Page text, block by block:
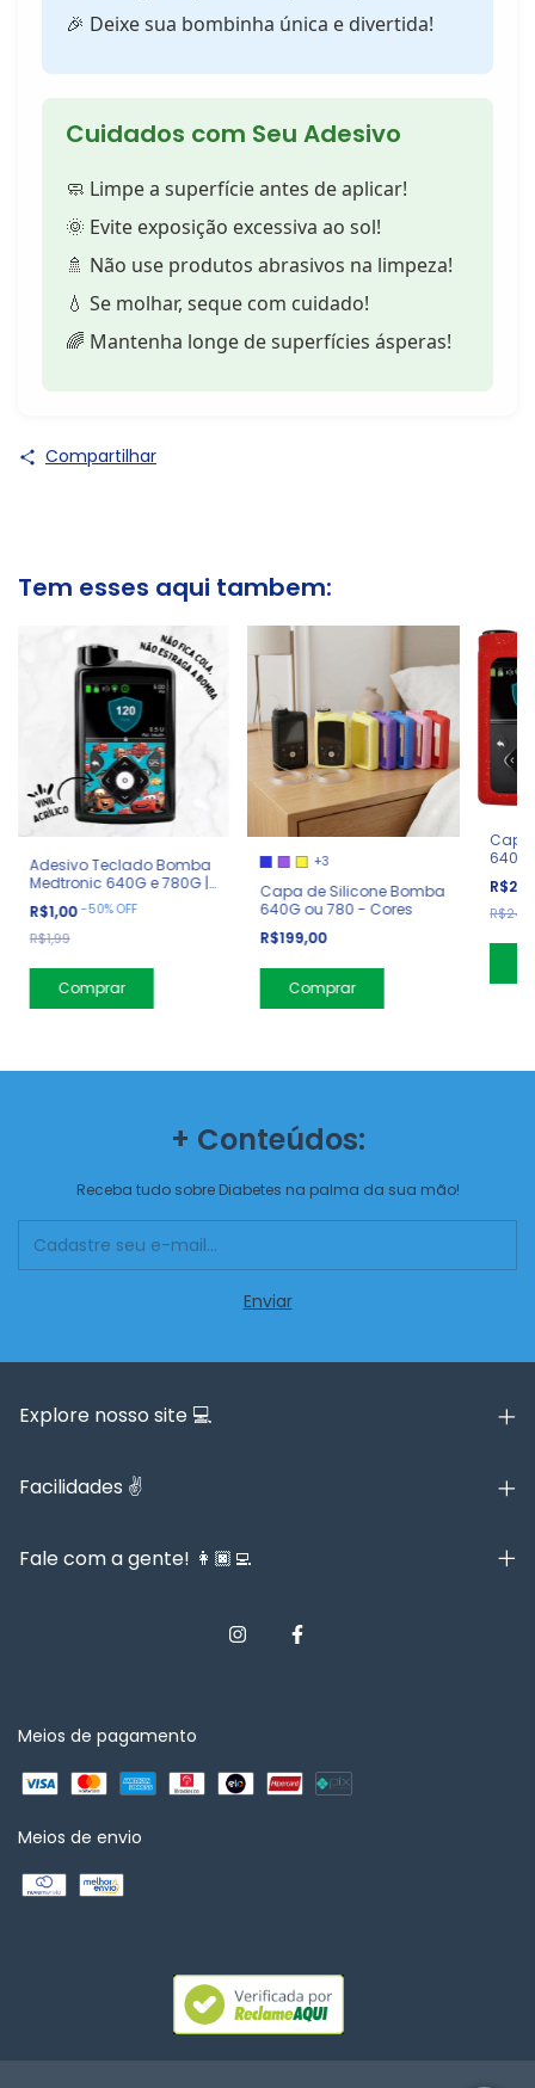
🎉 Deixe sua bombinha única e divertida!
Cuidados com Seu Adesivo
🧼 Limpe a superfície antes de aplicar!
🌞 Evite exposição excessiva ao sol!
🚿 Não use produtos abrasivos na limpeza!
💧 Se molhar, seque com cuidado!
🌈 Mantenha longe de superfícies ásperas!
Compartilhar
Tem esses aqui tambem:
Adesivo Teclado Bomba
Medtronic 640G e 780G |
Carros
R$1,00 -50%OFF
R$1,99
+3
Capa de Silicone Bomba
640G ou 780 - Cores
R$199,00
Comprar
Capa
640G
com
+ Conteúdos:
Receba tudo sobre Diabetes na palma da sua mão!
Explore nosso site 💻
Facilidades ✌️
Fale com a gente! 👩🏿‍💻
Meios de pagamento
Meios de envio